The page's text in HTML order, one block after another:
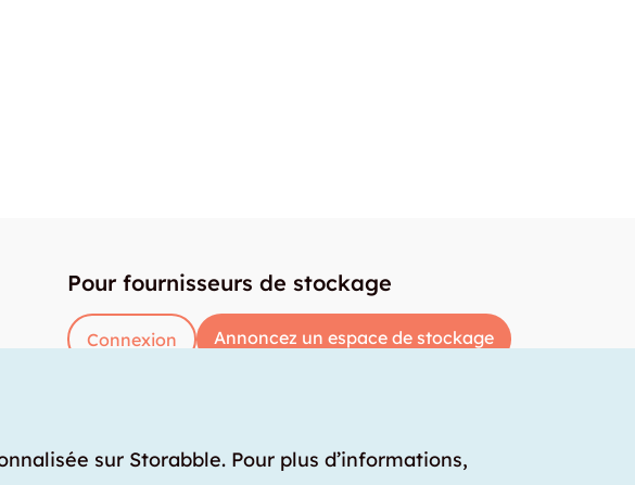
Pour fournisseurs de stockage
Connexion Annoncez un espace de stockage
sur Storabble. Pour plus d’informations,